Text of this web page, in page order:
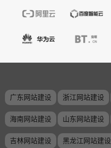
广东网站建设 浙江网站建设
海南网站建设 山东网站建设
吉林网站建设 黑龙江网站建设